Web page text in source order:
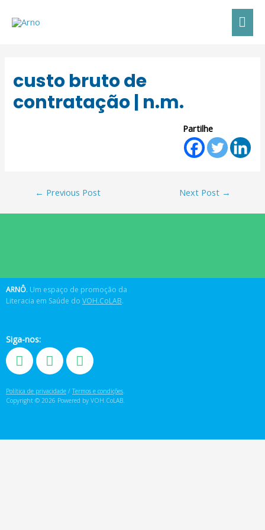
custo bruto de
contratação | n.m.
Partilhe
← Previous Post Next Post →
ARNÔ. Um espaço de promoção da
Literacia em Saúde do VOH.CoLAB.
Siga-nos:
Política de privacidade / Termos e condições.
Copyright © 2026 Powered by VOH.CoLAB.